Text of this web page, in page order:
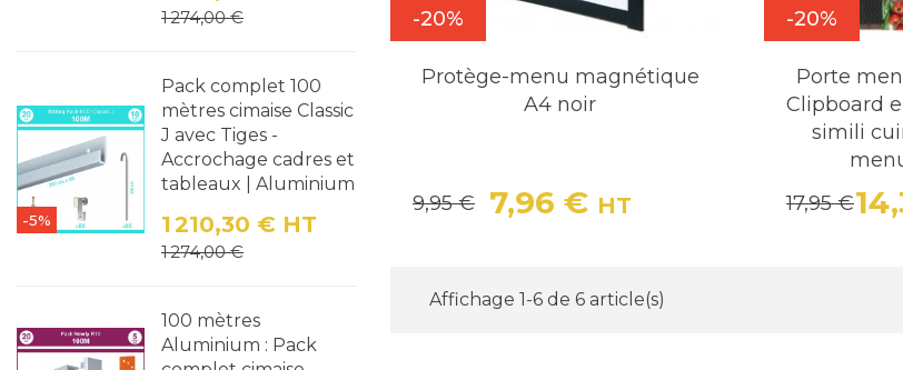
Prix
Prix de base
1 274,00 €
-5%
Pack complet 100
mètres cimaise Classic
J avec Tiges -
Accrochage cadres et
tableaux | Aluminium
Prix
1 210,30 € HT
Prix de base
1 274,00 €
100 mètres
Aluminium : Pack
-20%
Protège-menu magnétique
A4 noir
Prix
7,96 € HT
Prix de base
9,95 €
-20%
Porte
Clipboard
simili
17,95 €
Affichage 1-6 de 6 article(s)